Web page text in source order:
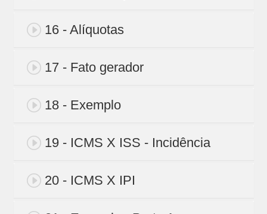
16 - Alíquotas
17 - Fato gerador
18 - Exemplo
19 - ICMS X ISS - Incidência
20 - ICMS X IPI